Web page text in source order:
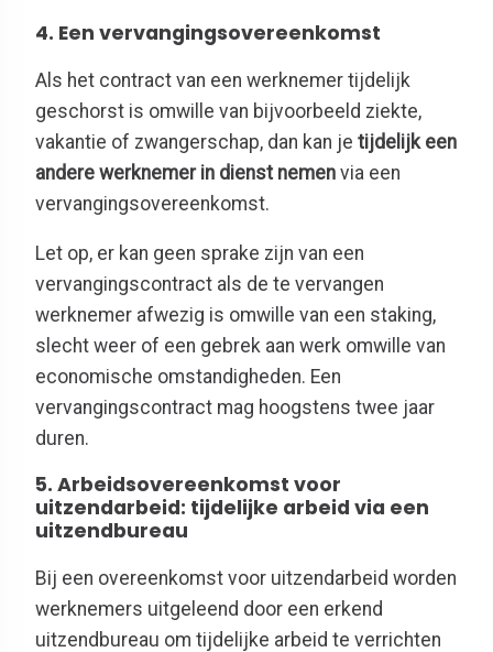
4. Een vervangingsovereenkomst
Als het contract van een werknemer tijdelijk
geschorst is omwille van bijvoorbeeld ziekte,
vakantie of zwangerschap, dan kan je tijdelijk een
andere werknemer in dienst nemen via een
vervangingsovereenkomst.
Let op, er kan geen sprake zijn van een
vervangingscontract als de te vervangen
werknemer afwezig is omwille van een staking,
slecht weer of een gebrek aan werk omwille van
economische omstandigheden. Een
vervangingscontract mag hoogstens twee jaar
duren.
5. Arbeidsovereenkomst voor
uitzendarbeid: tijdelijke arbeid via een
uitzendbureau
Bij een overeenkomst voor uitzendarbeid worden
werknemers uitgeleend door een erkend
uitzendbureau om tijdelijke arbeid te verrichten